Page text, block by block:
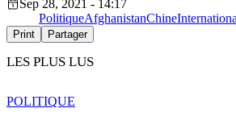
Sep 28, 2021 - 14:17
PolitiqueAfghanistanChine
Print Partager
LES PLUS LUS
POLITIQUE